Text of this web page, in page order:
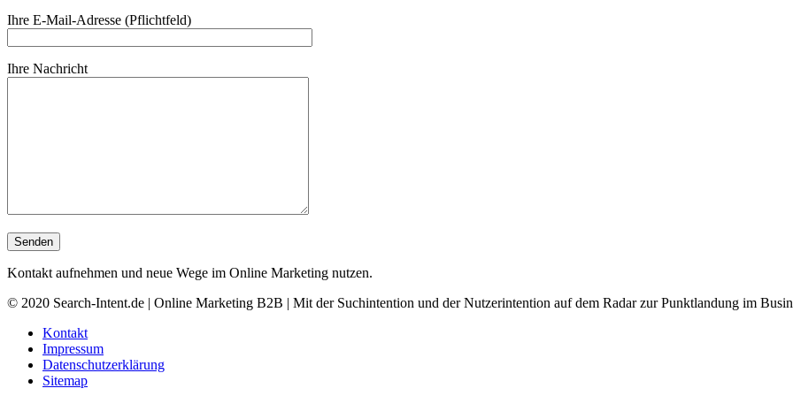
Ihre E-Mail-Adresse (Pflichtfeld)
Ihre Nachricht
Kontakt aufnehmen und neue Wege im Online Marketing nutzen.
© 2020 Search-Intent.de | Online Marketing B2B | Mit der Suchintention und der Nutzerintention auf dem Radar zur Punktlandung im
Kontakt
Impressum
Datenschutzerklärung
Sitemap